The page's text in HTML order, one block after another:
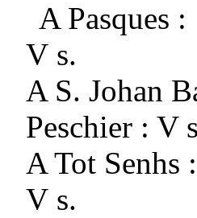
A Pasques
V
A S. Johan
Peschier : V s
A Tot Senhs
V s.